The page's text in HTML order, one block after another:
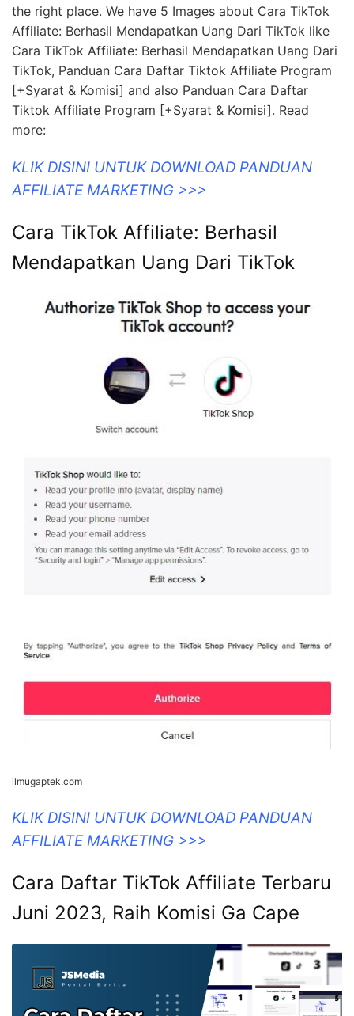
the right place. We have 5 Images about Cara TikTok
Affiliate: Berhasil Mendapatkan Uang Dari TikTok like
Cara TikTok Affiliate: Berhasil Mendapatkan Uang Dari
TikTok, Panduan Cara Daftar Tiktok Affiliate Program
[+Syarat & Komisi] and also Panduan Cara Daftar
Tiktok Affiliate Program [+Syarat & Komisi]. Read
more:
KLIK DISINI UNTUK DOWNLOAD PANDUAN
AFFILIATE MARKETING >>>
Cara TikTok Affiliate: Berhasil
Mendapatkan Uang Dari TikTok
ilmugaptek.com
KLIK DISINI UNTUK DOWNLOAD PANDUAN
AFFILIATE MARKETING >>>
Cara Daftar TikTok Affiliate Terbaru
Juni 2023, Raih Komisi Ga Cape